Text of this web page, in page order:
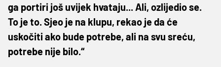
ga portiri još uvijek hvataju... Ali, ozlijedio se.
To je to. Sjeo je na klupu, rekao je da će
uskočiti ako bude potrebe, ali na svu sreću,
potrebe nije bilo.“